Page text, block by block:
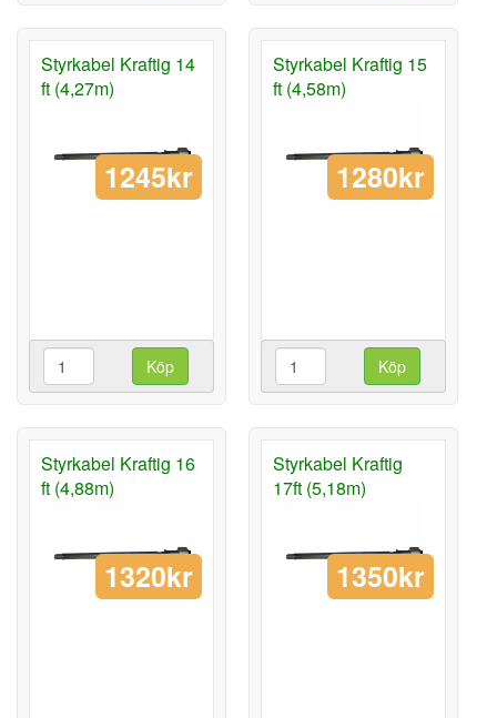
Styrkabel Kraftig 14
ft (4,27m)
1245kr
Köp
Styrkabel Kraftig 15
ft (4,58m)
1280kr
Köp
Styrkabel Kraftig 16
ft (4,88m)
1320kr
Styrkabel Kraftig
17ft (5,18m)
1350kr